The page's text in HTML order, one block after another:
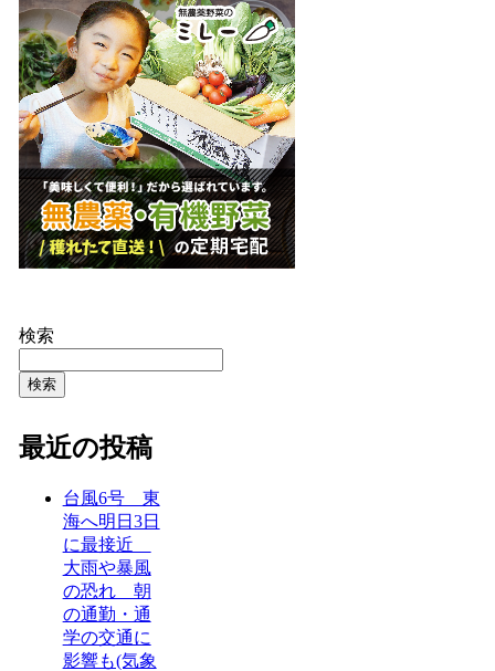
検索
検索
最近の投稿
台風6号 東
海へ明日3日
に最接近
大雨や暴風
の恐れ 朝
の通勤・通
学の交通に
影響も(気象